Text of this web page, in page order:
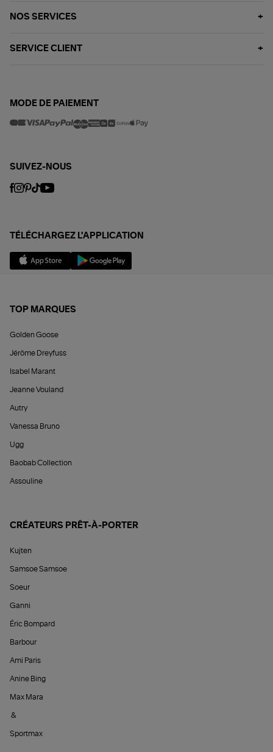
NOS SERVICES
SERVICE CLIENT
MODE DE PAIEMENT
SUIVEZ-NOUS
TÉLÉCHARGEZ L'APPLICATION
TOP MARQUES
Golden Goose
Jérôme Dreyfuss
Isabel Marant
Jeanne Vouland
Autry
Vanessa Bruno
Ugg
Baobab Collection
Assouline
CRÉATEURS PRÊT-À-PORTER
Kujten
Samsoe Samsoe
Soeur
Ganni
Éric Bompard
Barbour
Ami Paris
Anine Bing
Max Mara
&
Sportmax